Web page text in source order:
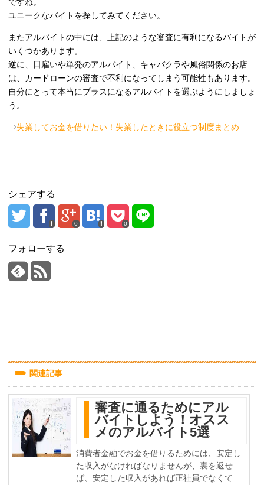
ですね。
ユニークなバイトを探してみてください。
またアルバイトの中には、上記のような審査に有利になるバイトが
いくつかあります。
逆に、日雇いや単発のアルバイト、キャバクラや風俗関係のお店
は、カードローンの審査で不利になってしまう可能性もあります。
自分にとって本当にプラスになるアルバイトを選ぶようにしましょ
う。
⇒失業してお金を借りたい！失業したときに役立つ制度まとめ
シェアする
0 0
フォローする
関連記事
審査に通るためにアル
バイトしよう！オスス
メのアルバイト5選
消費者金融でお金を借りるためには、安定し
た収入がなければなりませんが、裏を返せ
ば、安定した収入があれば正社員でなくて